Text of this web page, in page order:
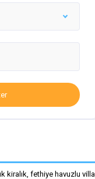
kiralık, fethiye havuzlu